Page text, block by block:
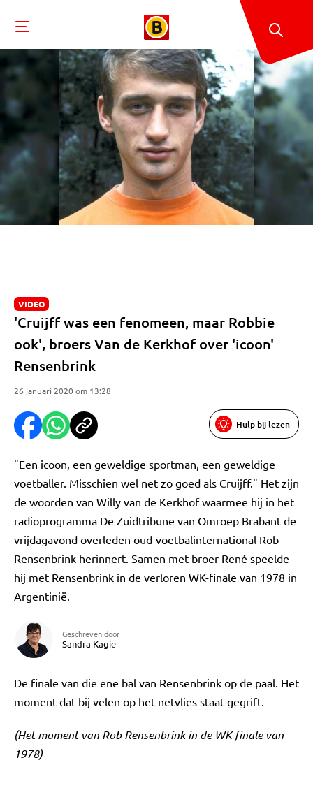
VIDEO
'Cruijff was een fenomeen, maar Robbie
ook', broers Van de Kerkhof over 'icoon'
Rensenbrink
26 januari 2020 om 13:28
Hulp bij lezen
"Een icoon, een geweldige sportman, een geweldige
voetballer. Misschien wel net zo goed als Cruijff." Het zijn
de woorden van Willy van de Kerkhof waarmee hij in het
radioprogramma De Zuidtribune van Omroep Brabant de
vrijdagavond overleden oud-voetbalinternational Rob
Rensenbrink herinnert. Samen met broer René speelde
hij met Rensenbrink in de verloren WK-finale van 1978 in
Argentinië.
Geschreven door
Sandra Kagie
De finale van die ene bal van Rensenbrink op de paal. Het
moment dat bij velen op het netvlies staat gegrift.
(Het moment van Rob Rensenbrink in de WK-finale van
1978)